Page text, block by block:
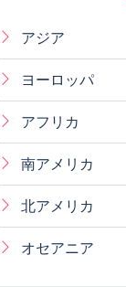
アジア
ヨーロッパ
アフリカ
南アメリカ
北アメリカ
オセアニア